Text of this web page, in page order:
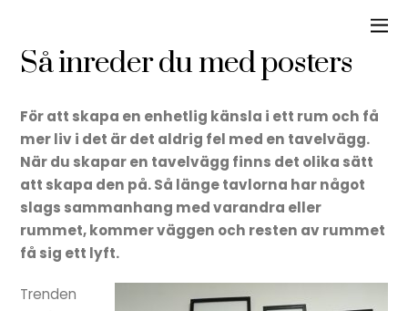
Så inreder du med posters
För att skapa en enhetlig känsla i ett rum och få
mer liv i det är det aldrig fel med en tavelvägg.
När du skapar en tavelvägg finns det olika sätt
att skapa den på. Så länge tavlorna har något
slags sammanhang med varandra eller
rummet, kommer väggen och resten av rummet
få sig ett lyft.
Trenden